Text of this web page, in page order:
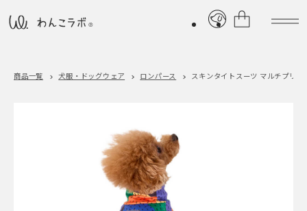
商品一覧 犬服・ドッグウェア ロンパース スキンタイトスーツ マルチプリ